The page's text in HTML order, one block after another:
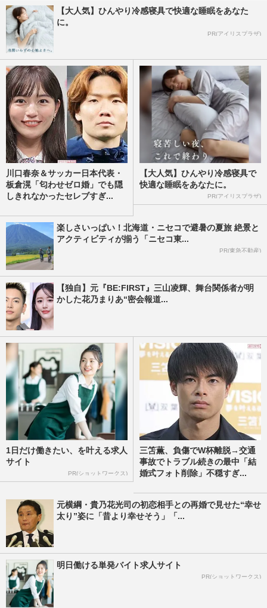
【大人気】ひんやり冷感寝具で快適な睡眠をあなた
に。
PR(アイリスプラザ)
川口春奈＆サッカー日本代表・
板倉滉「匂わせゼロ婚」でも隠
しきれなかったセレブすぎ...
【大人気】ひんやり冷感寝具で
快適な睡眠をあなたに。
PR(アイリスプラザ)
楽しさいっぱい！北海道・ニセコで避暑の夏旅 絶景と
アクティビティが揃う「ニセコ東...
PR(東急不動産)
【独自】元『BE:FIRST』三山凌輝、舞台関係者が明
かした花乃まりあ“密会報道...
1日だけ働きたい、を叶える求人
サイト
PR(ショットワークス)
三笘薫、負傷でW杯離脱→交通
事故でトラブル続きの最中「結
婚式フォト削除」不穏すぎ...
元横綱・貴乃花光司の初恋相手との再婚で見せた“幸せ
太り”姿に「昔より幸せそう」「...
明日働ける単発バイト求人サイト
PR(ショットワークス)